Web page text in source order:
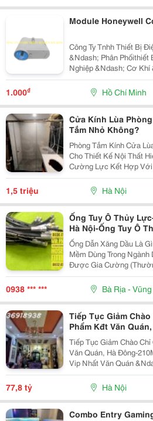
Module Honeywell
Công Ty Tnhh Thiết Bị
&Ndash; Phân Phốithiết
Nghiệp &Ndash; Cơ Khí
Trường Việt Nam. Những Thương Hiệu Mà Mỹ Kim
Thường Xuyên Phân
Panasonic...
1.000₫ Hồ Chí Minh
Cửa Kính Lùa
Tắm Nhỏ Không?
Phòng Tắm Kính Cửa
Cho Thiết Kế Nội Thất
Cường Lực Kết Hợp Với
Tắm Này Không Chỉ
Giúp Tối Ưu Hóa Ánh
1,5 triệu Hà Nội
Ống Tuy Ô Thủy
Hà Nội-Ống Tuy Ô
Dầu Thủy Lực-Đầu
-Ống Tuy Ô Thủy
Nối Ống Thủy Lực -
Dây Thủy Lực-
Ống Dẫn Xăng Dầu Là Gì ? Ống Dẫn Xăng Dầu Là
Mềm Dùng Trong
Được Gia Cường
Pvc Hoặc Ptfe), Được
Liệu Và Dầu Một Cách
0938 *** *** Bà Rịa -
Tiếp Tục Giảm
Phẩm Kđt Văn
Tiền 10M
Tiếp Tục Giảm Chào
Văn Quán, Hà Đông-210M X
Vip Nhất Văn Quán
Đá Bóng &Ndash; Kinh Doanh
210M&Sup2; Xây
77,8 tỷ Hà Nội
Combo Entry